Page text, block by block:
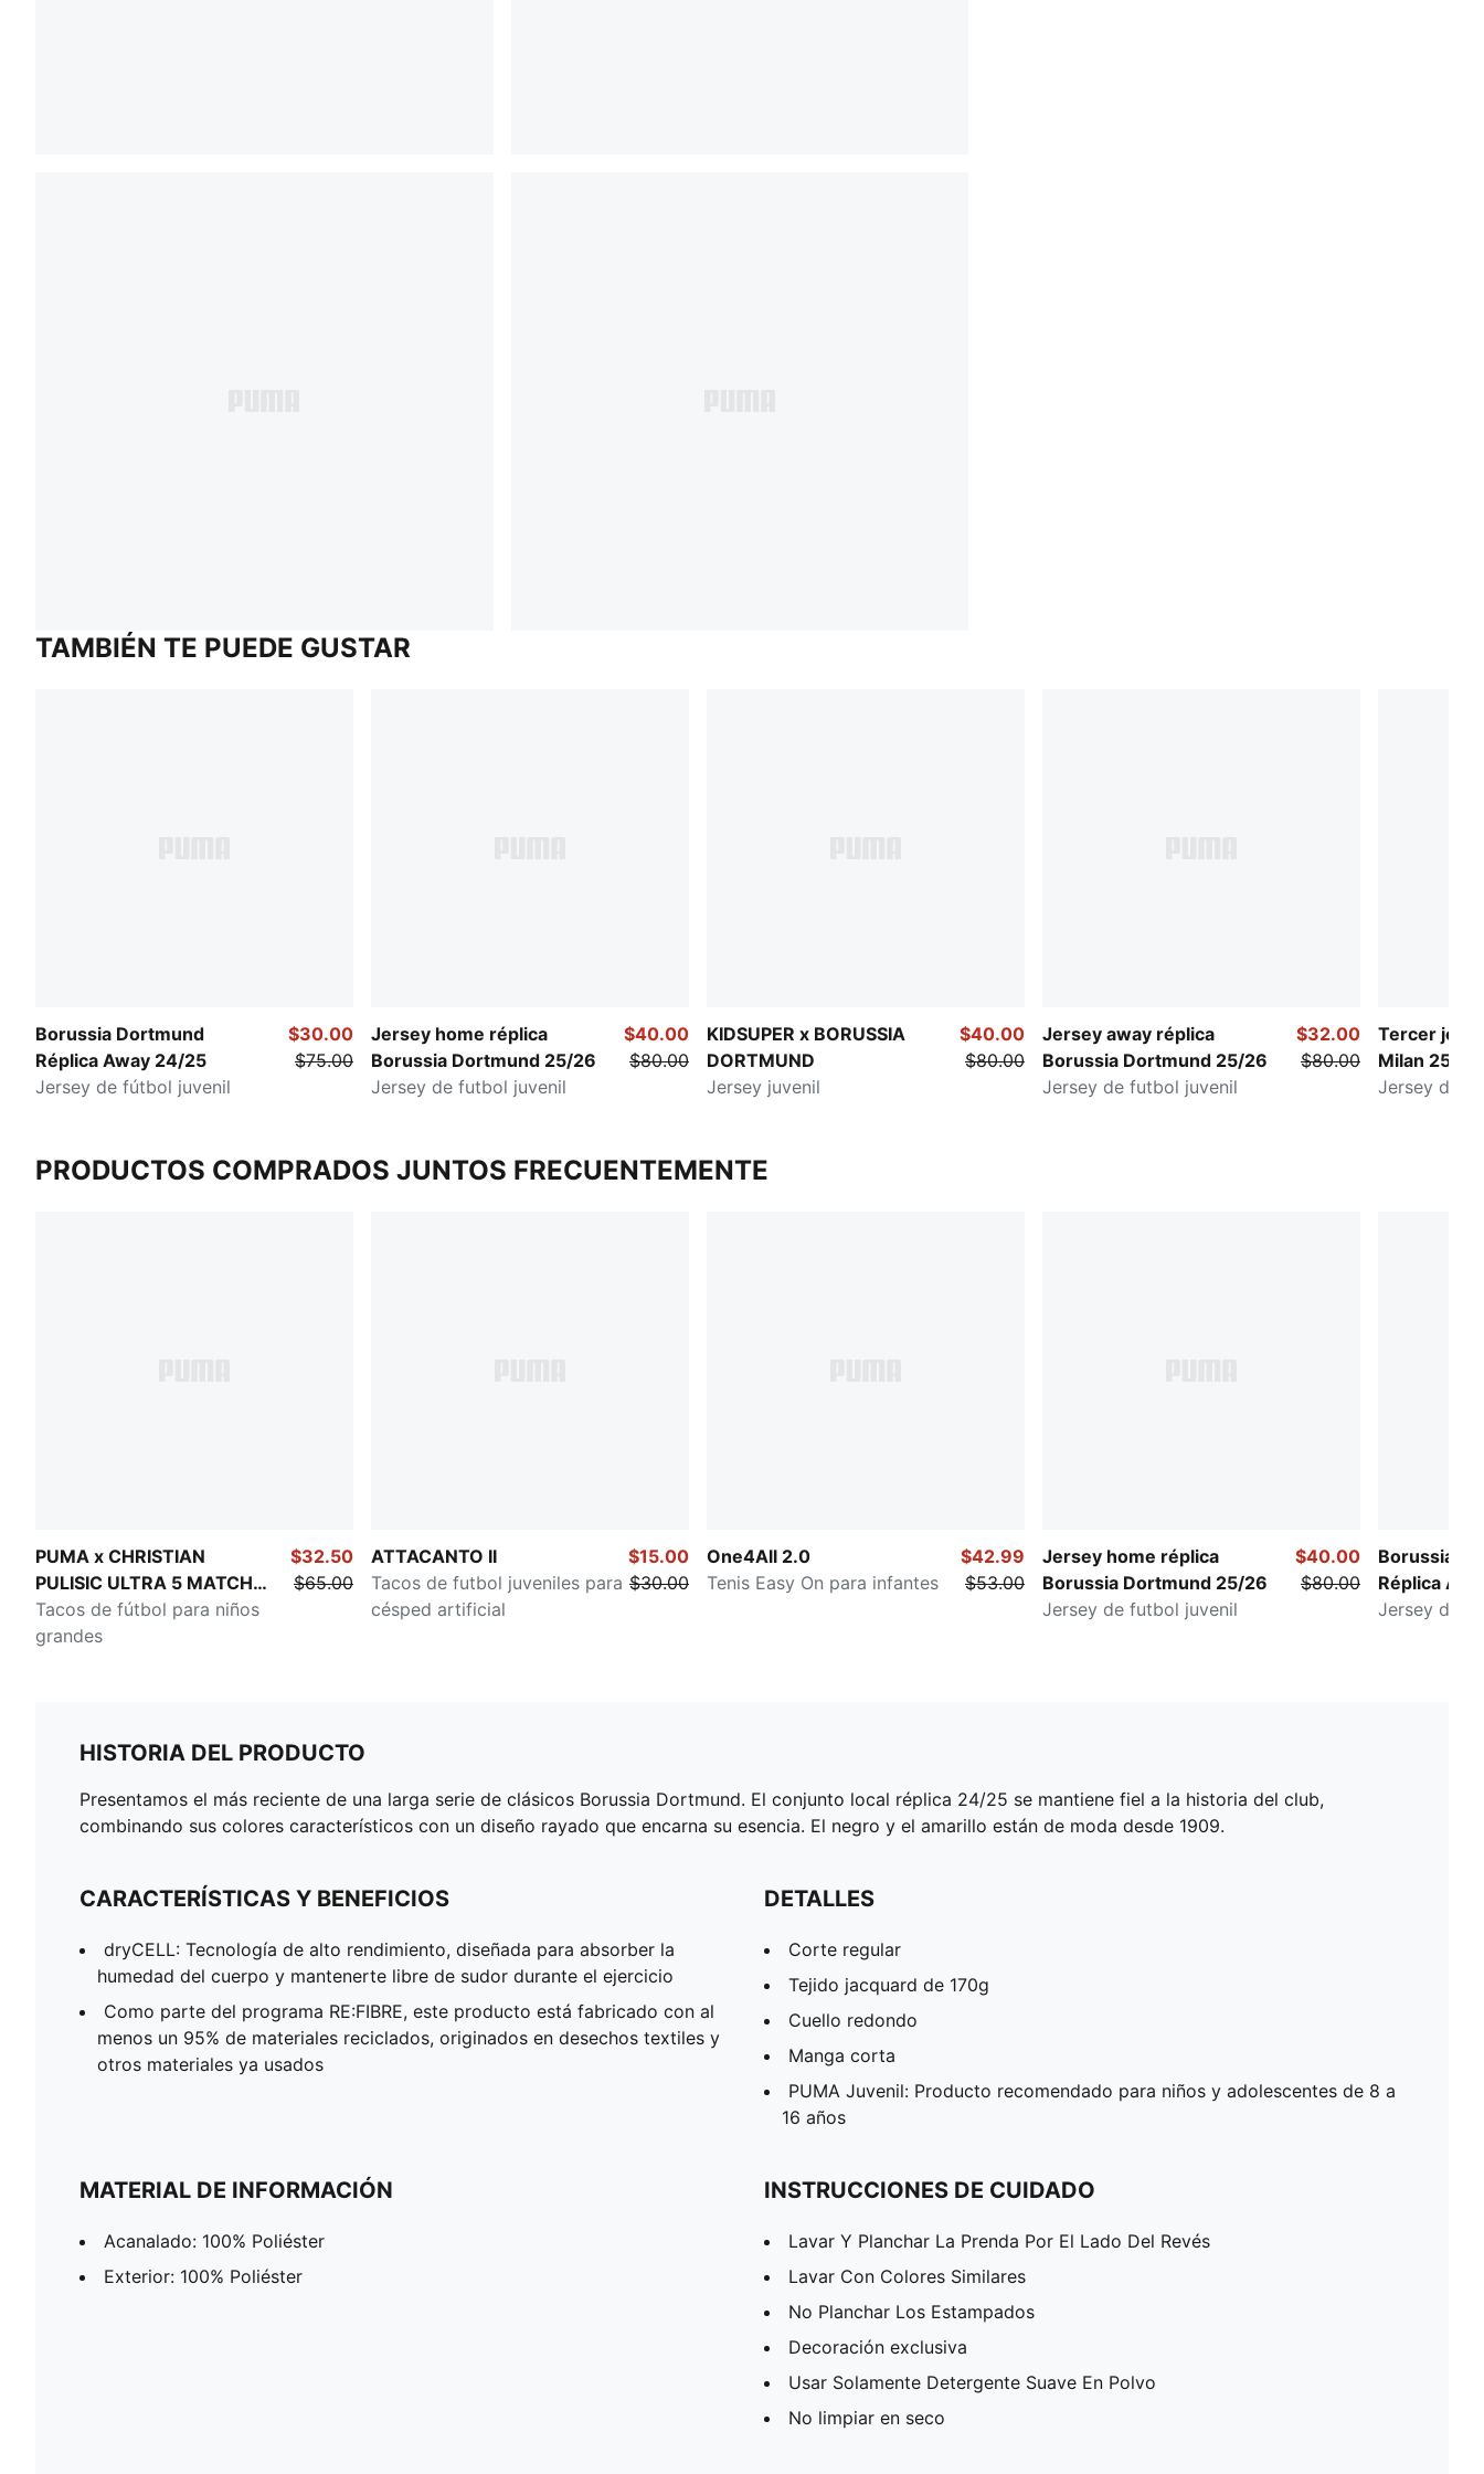
TAMBIÉN TE PUEDE GUSTAR
Borussia Dortmund
Réplica Away 24/25
Jersey de fútbol juvenil
$30.00
$75.00
Jersey home réplica
Borussia Dortmund 25/26
Jersey de futbol juvenil
$40.00
$80.00
KIDSUPER x BORUSSIA
DORTMUND
Jersey juvenil
$40.00
$80.00
Jersey away réplica
Borussia Dortmund 25/26
Jersey de futbol juvenil
$32.00
$80.00
Tercer
Milan 25/26
Jersey de
PRODUCTOS COMPRADOS JUNTOS FRECUENTEMENTE
PUMA x CHRISTIAN
PULISIC ULTRA 5 MATCH
Persiguiendo el sueño
Terreno firme/artificial
Tacos de fútbol para niños
grandes
$32.50
$65.00
ATTACANTO II
Tacos de futbol juveniles para
césped artificial
$15.00
$30.00
One4All 2.0
Tenis Easy On para infantes
$42.99
$53.00
Jersey home réplica
Borussia Dortmund 25/26
Jersey de futbol juvenil
$40.00
$80.00
Borussia
Réplica
Jersey de
HISTORIA DEL PRODUCTO
Presentamos el más reciente de una larga serie de clásicos Borussia Dortmund. El conjunto local réplica 24/25 se mantiene fiel a la historia del club,
combinando sus colores característicos con un diseño rayado que encarna su esencia. El negro y el amarillo están de moda desde 1909.
CARACTERÍSTICAS Y BENEFICIOS
dryCELL: Tecnología de alto rendimiento, diseñada para absorber la
humedad del cuerpo y mantenerte libre de sudor durante el ejercicio
Como parte del programa RE:FIBRE, este producto está fabricado con al
menos un 95% de materiales reciclados, originados en desechos textiles y
otros materiales ya usados
DETALLES
Corte regular
Tejido jacquard de 170g
Cuello redondo
Manga corta
PUMA Juvenil: Producto recomendado para niños y adolescentes de 8 a
16 años
MATERIAL DE INFORMACIÓN
Acanalado: 100% Poliéster
Exterior: 100% Poliéster
INSTRUCCIONES DE CUIDADO
Lavar Y Planchar La Prenda Por El Lado Del Revés
Lavar Con Colores Similares
No Planchar Los Estampados
Decoración exclusiva
Usar Solamente Detergente Suave En Polvo
No limpiar en seco